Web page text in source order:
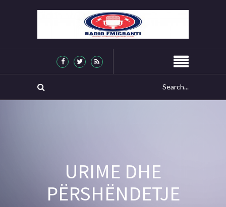
URIME DHE
PËRSHËNDETJE